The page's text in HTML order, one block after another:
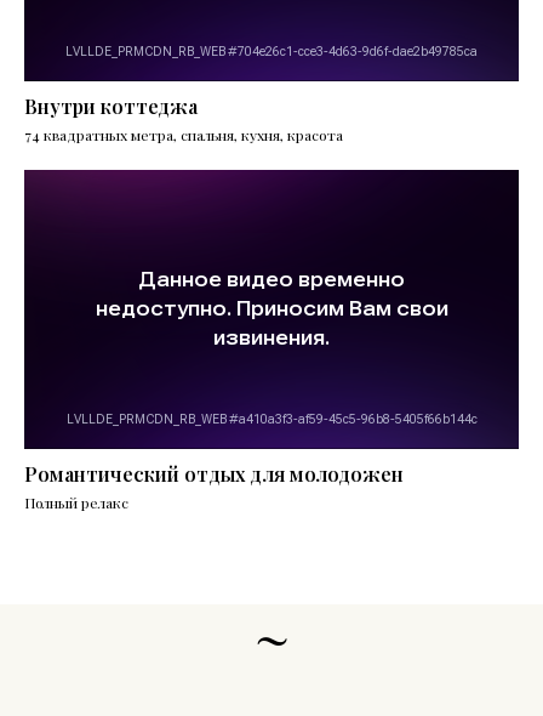
Внутри коттеджа
74 квадратных метра, спальня, кухня, красота
Романтический отдых для молодожен
Полный релакс
~